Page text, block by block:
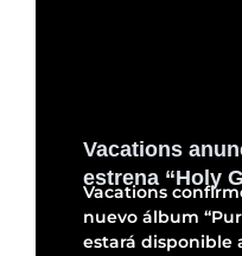
Vacations
estrena “Holy
Vacations
nuevo álbum
estará disponible